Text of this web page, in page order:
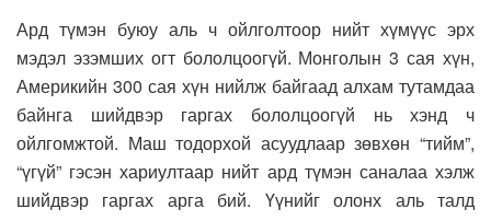
Ард түмэн буюу аль ч ойлголтоор нийт хүмүүс эрх
мэдэл эзэмших огт бололцоогүй. Монголын 3 сая хүн,
Америкийн 300 сая хүн нийлж байгаад алхам тутамдаа
байнга шийдвэр гаргах бололцоогүй нь хэнд ч
ойлгомжтой. Маш тодорхой асуудлаар зөвхөн “тийм”,
“үгүй” гэсэн хариултаар нийт ард түмэн саналаа хэлж
шийдвэр гаргах арга бий. Үүнийг олонх аль талд